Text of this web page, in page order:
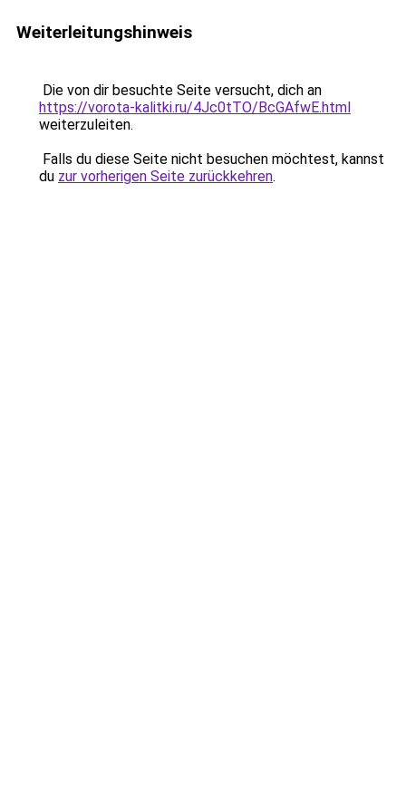
Weiterleitungshinweis
Die von dir besuchte Seite versucht, dich an
https://vorota-kalitki.ru/4Jc0tTO/BcGAfwE.html
weiterzuleiten.
Falls du diese Seite nicht besuchen möchtest, kannst
du zur vorherigen Seite zurückkehren.